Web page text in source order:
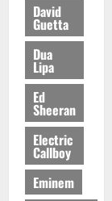
David
Guetta
Dua
Lipa
Ed
Sheeran
Electric
Callboy
Eminem